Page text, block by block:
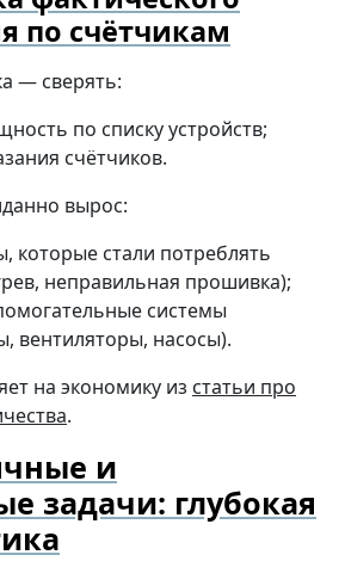
по счётчикам
— сверять:
по списку устройств;
счётчиков.
вырос:
стали потреблять
неправильная прошивка);
системы
вентиляторы, насосы).
на экономику из статьи про
.
и
задачи: глубокая